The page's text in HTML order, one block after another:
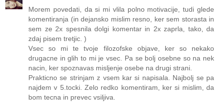
Morem povedati, da si mi vlila polno motivacije, tudi glede
komentiranja (in dejansko mislim resno, ker sem storasta in
sem ze 2x spesnila dolgi komentar in 2x zaprla, tako, da
zdaj pisem tretjic. )
Vsec so mi te tvoje filozofske objave, ker so nekako
drugacne in glih to mi je vsec. Pa se bolj osebne so na nek
nacin, ker spoznavas misljenje osebe na drugi strani.
Prakticno se strinjam z vsem kar si napisala. Najbolj se pa
najdem v 5.tocki. Zelo redko komentiram, ker si mislim, da
bom tecna in prevec vsiljiva.